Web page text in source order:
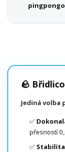
🪨
Jediná volba
✅
přesností
✅